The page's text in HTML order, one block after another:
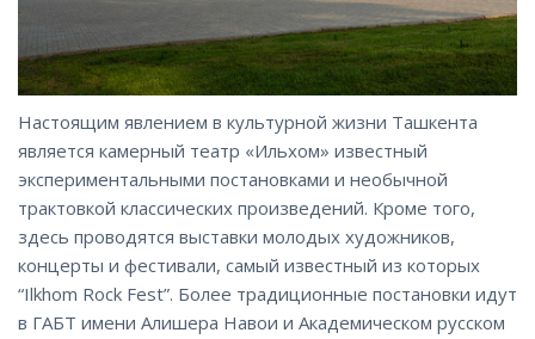
Настоящим явлением в культурной жизни Ташкента
является камерный театр «Ильхом» известный
экспериментальными постановками и необычной
трактовкой классических произведений. Кроме того,
здесь проводятся выставки молодых художников,
концерты и фестивали, самый известный из которых
“Ilkhom Rock Fest”. Более традиционные постановки идут
в ГАБТ имени Алишера Навои и Академическом русском